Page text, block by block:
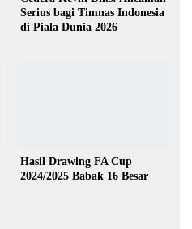
Serius bagi Timnas Indonesia
di Piala Dunia 2026
Hasil Drawing FA Cup
2024/2025 Babak 16 Besar